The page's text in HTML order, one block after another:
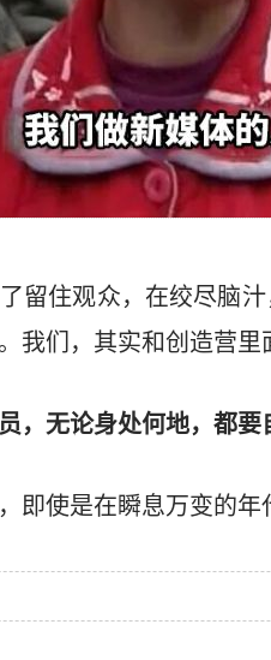
留住观众，在绞尽脑
我们，其实和创造营里
，无论身处何地，都要
即使是在瞬息万变的年